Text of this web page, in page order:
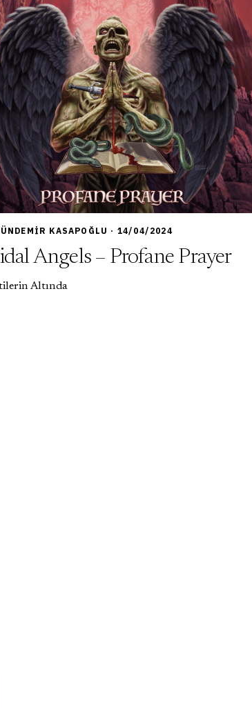
ÜNDEMIR KASAPOĞLU · 14/04/2024
Angels – Profane Prayer
Altında